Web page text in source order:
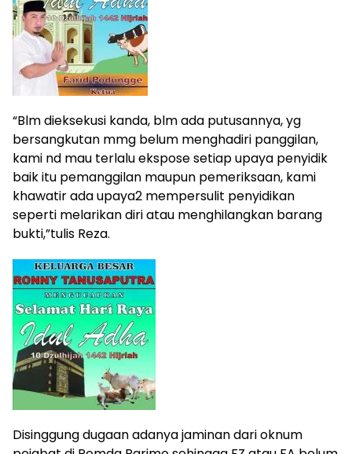
“Blm dieksekusi kanda, blm ada putusannya, yg
bersangkutan mmg belum menghadiri panggilan,
kami nd mau terlalu ekspose setiap upaya penyidik
baik itu pemanggilan maupun pemeriksaan, kami
khawatir ada upaya2 mempersulit penyidikan
seperti melarikan diri atau menghilangkan barang
bukti,”tulis Reza.
Disinggung dugaan adanya jaminan dari oknum